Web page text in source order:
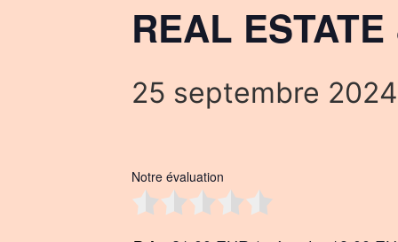
REAL
25 septembre
Notre évaluation